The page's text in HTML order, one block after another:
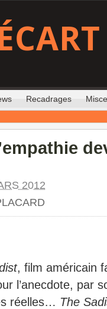
Recadrages
2012
, film américain
l’anecdote, par
réelles… The